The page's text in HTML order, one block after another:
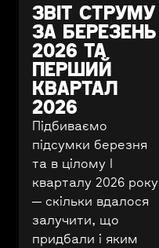
ЗВІТ СТРУМУ
ЗА БЕРЕЗЕНЬ
2026 ТА
ПЕРШИЙ
КВАРТАЛ
2026
Підбиваємо
підсумки березня
та в цілому І
кварталу 2026 року
— скільки вдалося
залучити, що
придбали і яким